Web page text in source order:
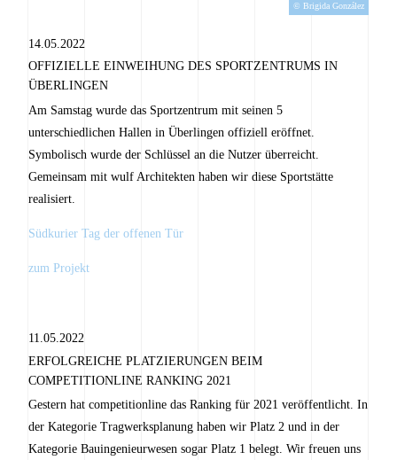
© Brigida González
14.05.2022
OFFIZIELLE EINWEIHUNG DES SPORTZENTRUMS IN
ÜBERLINGEN
Am Samstag wurde das Sportzentrum mit seinen 5
unterschiedlichen Hallen in Überlingen offiziell eröffnet.
Symbolisch wurde der Schlüssel an die Nutzer überreicht.
Gemeinsam mit wulf Architekten haben wir diese Sportstätte
realisiert.
Südkurier Tag der offenen Tür
zum Projekt
11.05.2022
ERFOLGREICHE PLATZIERUNGEN BEIM
COMPETITIONLINE RANKING 2021
Gestern hat competitionline das Ranking für 2021 veröffentlicht. In
der Kategorie Tragwerksplanung haben wir Platz 2 und in der
Kategorie Bauingenieurwesen sogar Platz 1 belegt. Wir freuen uns